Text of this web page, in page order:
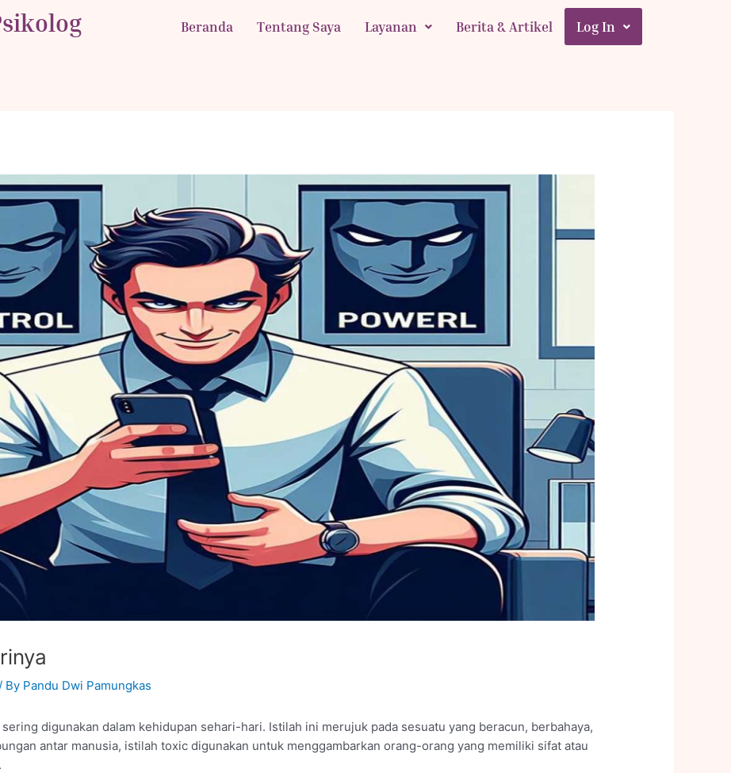
Beranda Tentang Saya Layanan Berita & Artikel Log In
/ By Pandu Dwi Pamungkas
digunakan dalam kehidupan sehari-hari. Istilah ini merujuk pada sesuatu yang beracun, berbahaya,
antar manusia, istilah toxic digunakan untuk menggambarkan orang-orang yang memiliki sifat atau